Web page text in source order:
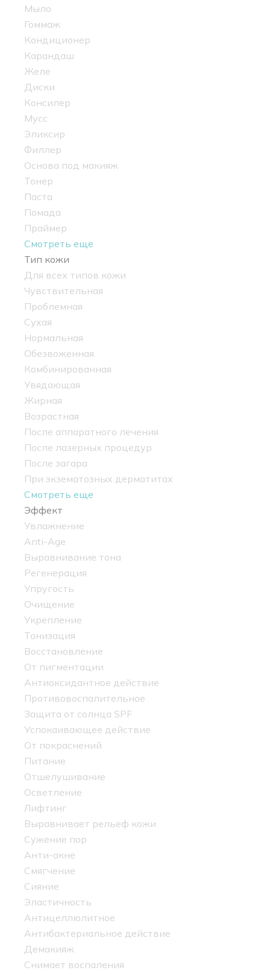
Мыло
Гоммаж
Кондиционер
Карандаш
Желе
Диски
Консилер
Мусс
Эликсир
Филлер
Основа под макияж
Тонер
Паста
Помада
Праймер
Смотреть еще
Тип кожи
Для всех типов кожи
Чувствительная
Проблемная
Сухая
Нормальная
Обезвоженная
Комбинированная
Увядающая
Жирная
Возрастная
После аппаратного лечения
После лазерных процедур
После загара
При экзематозных дерматитах
Смотреть еще
Эффект
Увлажнение
Anti-Age
Выравнивание тона
Регенерация
Упругость
Очищение
Укрепление
Тонизация
Восстановление
От пигментации
Антиоксидантное действие
Противовоспалительное
Защита от солнца SPF
Успокаивающее действие
От покраснений
Питание
Отшелушивание
Осветление
Лифтинг
Выравнивает рельеф кожи
Сужение пор
Анти-акне
Смягчение
Сияние
Эластичность
Антицеллюлитное
Антибактериальное действие
Демакияж
Снимает воспаления